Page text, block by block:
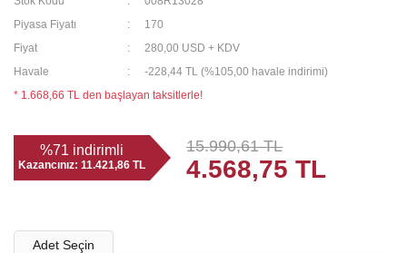
Piyasa Fiyatı
170
Fiyat
280,00 USD + KDV
Havale
-228,44 TL (%105,00 havale indirimi)
* 1.668,66 TL den başlayan taksitlerle!
%71 indirimli
Kazancınız: 11.421,86 TL
15.990,61 TL
4.568,75 TL
Adet Seçin